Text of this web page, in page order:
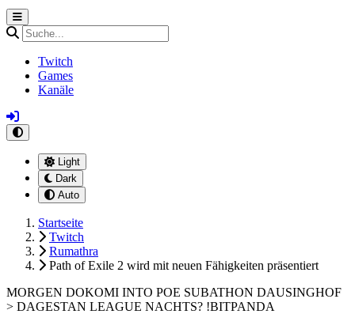
Twitch
Games
Kanäle
Light
Dark
Auto
Startseite
Twitch
Rumathra
Path of Exile 2 wird mit neuen Fähigkeiten präsentiert
MORGEN DOKOMI INTO POE SUBATHON DAUSINGHOF
> DAGESTAN LEAGUE NACHTS? !BITPANDA